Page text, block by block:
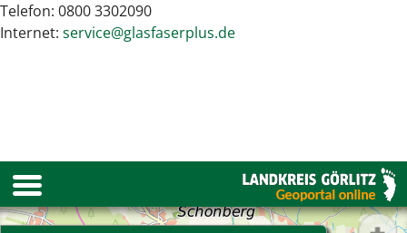
Telefon: 0800 3302090
Internet: service@glasfaserplus.de